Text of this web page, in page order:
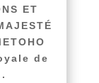
ET
de